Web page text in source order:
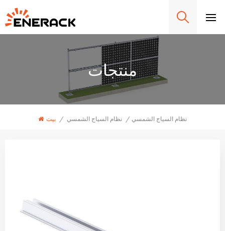
منتجات
بيت / نظام السياج الشمسي / نظام السياج الشمسي